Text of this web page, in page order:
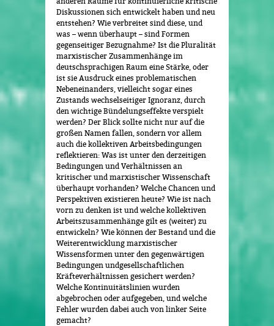
Diskussionen sich entwickelt haben und neu
entstehen? Wie verbreitet sind diese, und
was – wenn überhaupt – sind Formen
gegenseitiger Bezugnahme? Ist die Pluralität
marxistischer Zusammenhänge im
deutschsprachigen Raum eine Stärke, oder
ist sie Ausdruck eines problematischen
Nebeneinanders, vielleicht sogar eines
Zustands wechselseitiger Ignoranz, durch
den wichtige Bündelungseffekte verspielt
werden? Der Blick sollte nicht nur auf die
großen Namen fallen, sondern vor allem
auch die kollektiven Arbeitsbedingungen
reflektieren: Was ist unter den derzeitigen
Bedingungen und Verhältnissen an
kritischer und marxistischer Wissenschaft
überhaupt vorhanden? Welche Chancen und
Perspektiven existieren heute? Wie ist nach
vorn zu denken ist und welche kollektiven
Arbeitszusammenhänge gilt es (weiter) zu
entwickeln? Wie können der Bestand und die
Weiterentwicklung marxistischer
Wissensformen unter den gegenwärtigen
Bedingungen undgesellschaftlichen
Kräfteverhältnissen gesichert werden?
Welche Kontinuitätslinien wurden
abgebrochen oder aufgegeben, und welche
Fehler wurden dabei auch von linker Seite
gemacht?